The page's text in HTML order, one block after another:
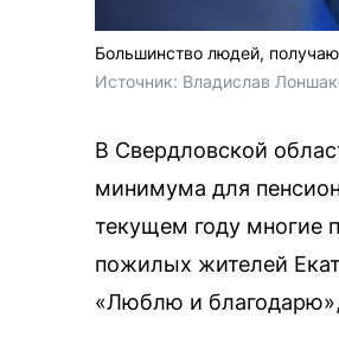
Большинство людей,
Источник: Владислав
В Свердловской
минимума для
текущем году многие
пожилых жителей
«Люблю и благодарю»,